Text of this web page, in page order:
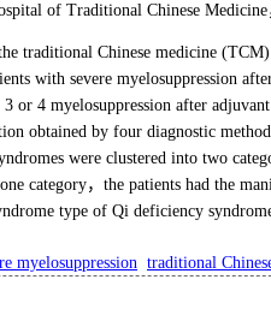
of Traditional Chinese
traditional Chinese medicine
with severe myelosuppression
or 4 myelosuppression after
obtained by four diagnostic
were clustered into two
category，the patients had the
type of Qi deficiency
myelosuppression traditional